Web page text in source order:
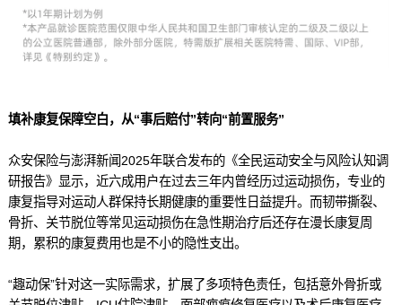
填补康复保障空白，从“事后赔付”转向“前置服务”
众安保险与澎湃新闻2025年联合发布的《全民运动安全与风险认知调
研报告》显示，近六成用户在过去三年内曾经历过运动损伤，专业的
康复指导对运动人群保持长期健康的重要性日益提升。而韧带撕裂、
骨折、关节脱位等常见运动损伤在急性期治疗后还存在漫长康复周
期，累积的康复费用也是不小的隐性支出。
“趣动保”针对这一实际需求，扩展了多项特色责任，包括意外骨折或